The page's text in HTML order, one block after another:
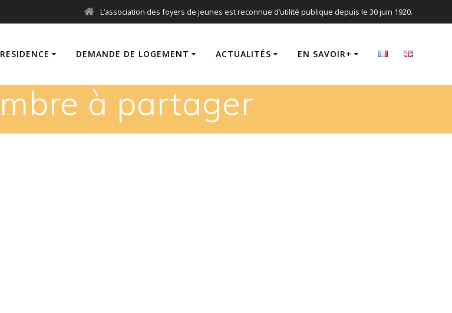
L’association des foyers de jeunes est reconnue d’utilité publique depuis le 30 juin 1920.
RESIDENCE DEMANDE DE LOGEMENT ACTUALITÉS EN SAVOIR+
à partager